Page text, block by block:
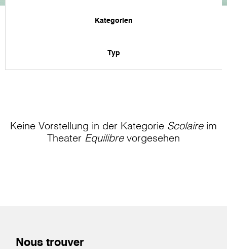
Kategorien
Typ
Keine Vorstellung in der Kategorie Scolaireim
Theater Equilibrevorgesehen
Nous trouver